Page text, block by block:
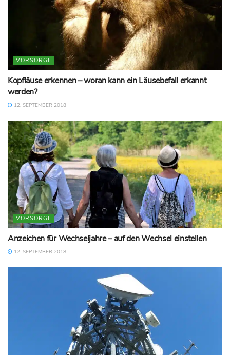
VORSORGE
Kopfläuse erkennen – woran kann ein Läusebefall erkannt
werden?
12. SEPTEMBER 2018
VORSORGE
Anzeichen für Wechseljahre – auf den Wechsel einstellen
12. SEPTEMBER 2018